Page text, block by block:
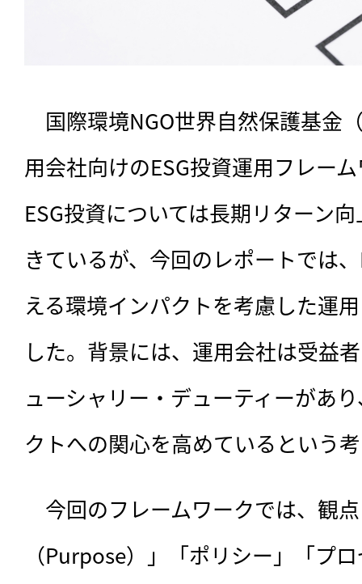
国際環境NGO世界自然保護基金
用会社向けのESG投資運用フレー
ESG投資については長期リターン
きているが、今回のレポートでは
える環境インパクトを考慮した運
した。背景には、運用会社は受益
ューシャリー・デューティーがあ
クトへの関心を高めているという
今回のフレームワークでは、観
（Purpose）」「ポリシー」「プ